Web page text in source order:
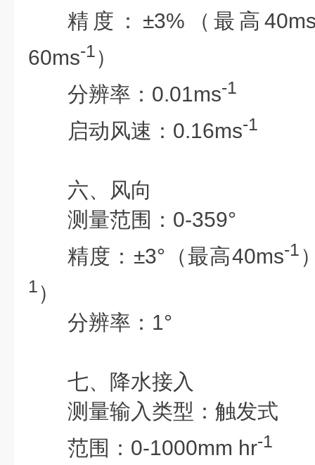
精度： ±3%（最高
60ms-1）
分辨率： 0.01ms-1
启动风速： 0.16ms-1
六、风向
测量范围： 0-359°
精度： ±3°（最高40ms-1
1）
分辨率： 1°
七、降水接入
测量输入类型： 触发式
范围： 0-1000mm hr-1